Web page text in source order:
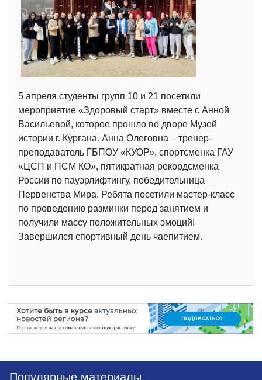
5 апреля студенты групп 10 и 21 посетили
мероприятие «Здоровый старт» вместе с Анной
Васильевой, которое прошло во дворе Музей
истории г. Кургана. Анна Олеговна – тренер-
преподаватель ГБПОУ «КУОР», спортсменка ГАУ
«ЦСП и ПСМ КО», пятикратная рекордсменка
России по пауэрлифтингу, победительница
Первенства Мира. Ребята посетили мастер-класс
по проведению разминки перед занятием и
получили массу положительных эмоций!
Завершился спортивный день чаепитием.
Популярные материалы